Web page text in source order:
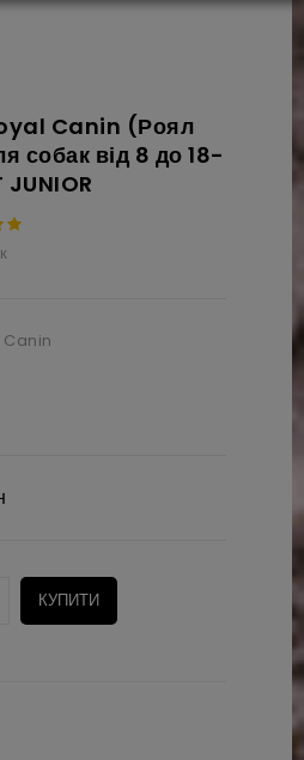
Canin (Роял
собак від 8 до 18-
JUNIOR
КУПИТИ